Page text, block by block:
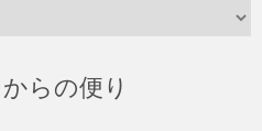
らの便り